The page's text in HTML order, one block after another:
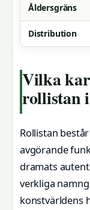
Åldersgräns
Distribution
Vilka
rollistan
Rollistan
avgörande
dramats
verkliga
konstvärldens